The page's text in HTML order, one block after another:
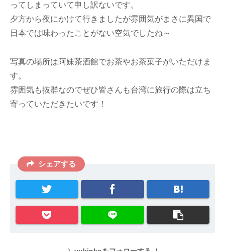
ってしまっていて申し訳ないです。
夕方から夜にかけて行きましたが雰囲気がまさに異国で
日本では味わったことがない空気でしたね～
写真の場所は阿妹茶酒館でお茶やお茶菓子がいただけま
す。
雰囲気も抜群なのでぜひ皆さんも台湾に旅行の際は立ち
寄っていただきたいです！
シェアする